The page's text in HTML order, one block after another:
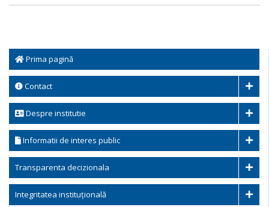
Prima pagină
Contact
Despre institutie
Informatii de interes public
Transparenta decizionala
Integritatea instituțională